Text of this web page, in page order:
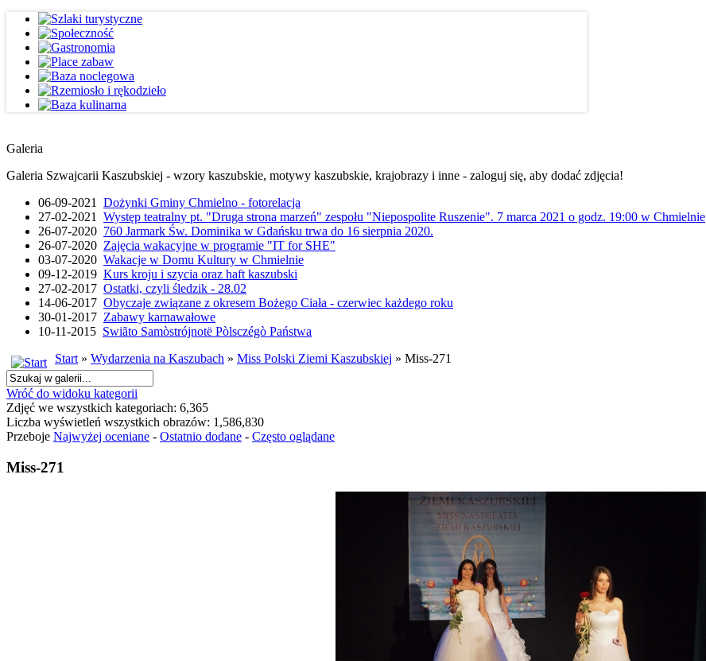
Galeria
Galeria Szwajcarii Kaszubskiej - wzory kaszubskie, motywy kaszubskie, krajobrazy i inne - zaloguj się, aby dodać zdjęcia!
06-09-2021 Dożynki Gminy Chmielno - fotorelacja
27-02-2021 Występ teatralny pt. "Druga strona marzeń" zespołu "Niepospolite Ruszenie". 7 marca 2021 o godz. 19:00 w Chmielnie
26-07-2020 760 Jarmark Św. Dominika w Gdańsku trwa do 16 sierpnia 2020.
26-07-2020 Zajęcia wakacyjne w programie "IT for SHE"
03-07-2020 Wakacje w Domu Kultury w Chmielnie
09-12-2019 Kurs kroju i szycia oraz haft kaszubski
27-02-2017 Ostatki, czyli śledzik - 28.02
14-06-2017 Obyczaje związane z okresem Bożego Ciała - czerwiec każdego roku
30-01-2017 Zabawy karnawałowe
10-11-2015 Swiãto Samòstrójnotë Pòlsczégò Państwa
Start» Wydarzenia na Kaszubach » Miss Polski Ziemi Kaszubskiej » Miss-271
Wróć do widoku kategorii
Zdjęć we wszystkich kategoriach: 6,365
Liczba wyświetleń wszystkich obrazów: 1,586,830
Przeboje Najwyżej oceniane - Ostatnio dodane - Często oglądane
Miss-271